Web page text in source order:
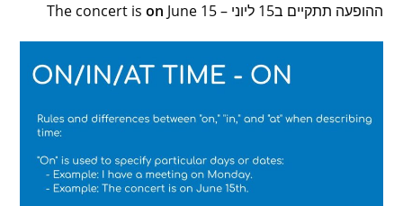
ההופעה תתקיים ב15 ליוני – The concert is on June 15